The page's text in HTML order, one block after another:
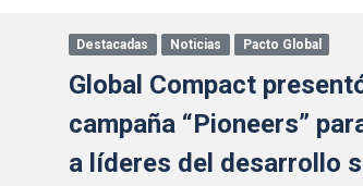
Destacadas Noticias Pacto Global
Global Compact
campaña “Pioneers”
a líderes del desarrollo